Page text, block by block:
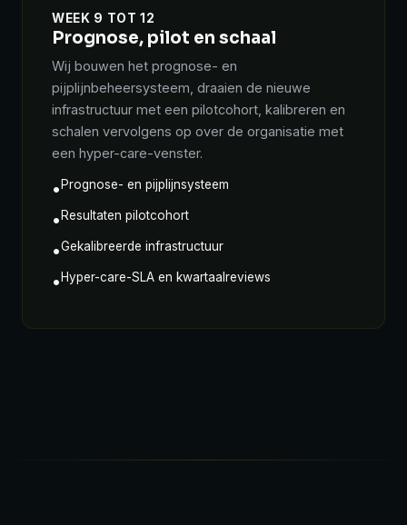
WEEK 9 TOT 12
Prognose, pilot en schaal
Wij bouwen het prognose- en
pijplijnbeheersysteem, draaien de nieuwe
infrastructuur met een pilotcohort, kalibreren en
schalen vervolgens op over de organisatie met
een hyper-care-venster.
•Prognose- en pijplijnsysteem
•Resultaten pilotcohort
•Gekalibreerde infrastructuur
•Hyper-care-SLA en kwartaalreviews